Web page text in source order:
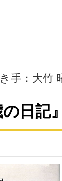
手：大竹
の日記